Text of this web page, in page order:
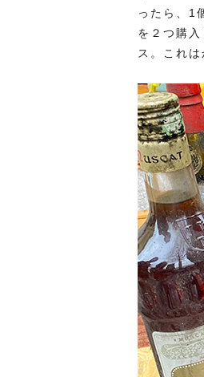
ったら、1
を２つ購
ス。これは